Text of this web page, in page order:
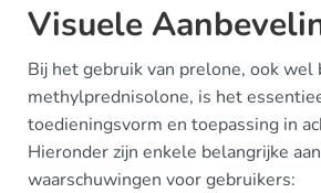
Visuele
Bij het gebruik van prelone, ook wel
methylprednisolone, is het
toedieningsvorm en toepassing in
Hieronder zijn enkele belangrijke
waarschuwingen voor gebruikers: